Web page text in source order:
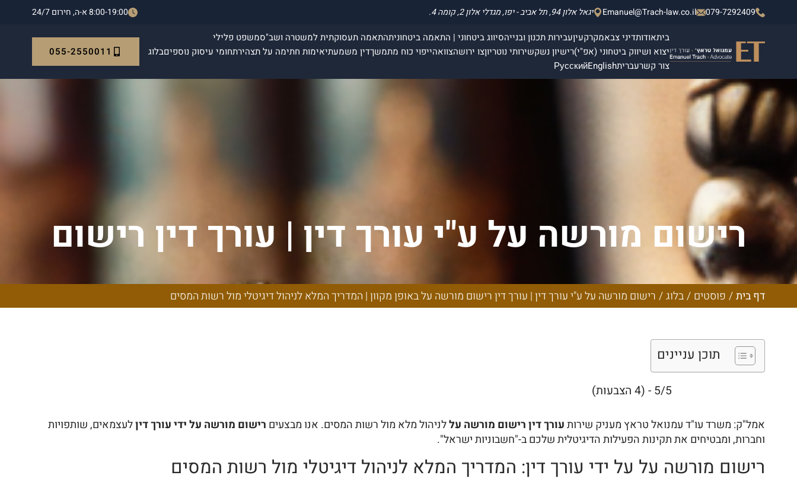
079-7292409
Emanuel@Trach-law.co.il יגאל אלון 94, תל אביב - יפו, מגדלי אלון 2, קומה 4. 8:00-19:00 א-ה, חירום 24/7
ביתאודותדיני צבאמקרקעיןעבירות תכנון ובנייהסיווג ביטחוני | התאמה ביטחוניתהתאמה תעסוקתית למשטרה ושב"סמשפט פלילי
יצוא ושיווק ביטחוני (אפ"י)רישיון נשקשירותי נוטריוןצו ירושהצוואהייפוי כוח מתמשךדין משמעתיאימות חתימה על תצהירתחומי עיסוק נוספיםבלוג
צור קשרעבריתEnglish
Русский
055-2550011
רישום מורשה על ע"י עורך דין | עורך דין רישום
מורשה על באופן מקוון | המדריך המלא לניהול
דיגיטלי מול רשות המסים דף בית/ פוסטים /בלוג/ רישום מורשה על ע"י עורך דין | עורך דין רישום מורשה על באופן מקוון | המדריך המלא לניהול דיגיטלי מול רשות המסים
תוכן עניינים
5/5 - (4 הצבעות)
אמל"ק: משרד עו"ד עמנואל טראץ מעניק שירותעורך דין רישום מורשה עללניהול מלא מול רשות המסים. אנו מבצעים רישום מורשה על ידי עורך דיןלעצמאים, שותפויות
וחברות, ומבטיחים את תקינות הפעילות הדיגיטלית שלכם ב-"חשבוניות ישראל".
רישום מורשה על על ידי עורך דין: המדריך המלא לניהול דיגיטלי מול רשות המסים